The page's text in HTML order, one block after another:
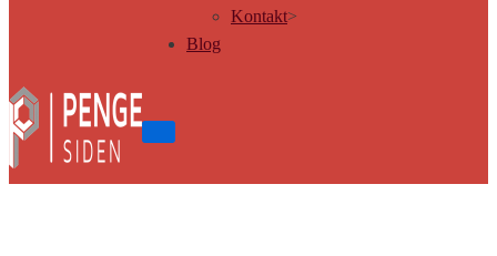
Kontakt>
Blog
Tænd/sluk